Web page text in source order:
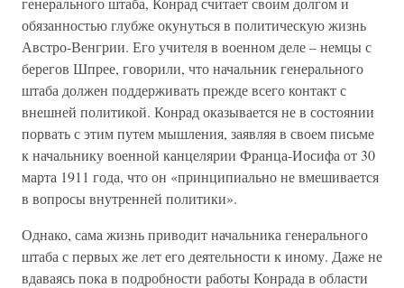
обязанностью глубже окунуться в политическую жизнь
Австро-Венгрии. Его учителя в военном деле – немцы с
берегов Шпрее, говорили, что начальник генерального
штаба должен поддерживать прежде всего контакт с
внешней политикой. Конрад оказывается не в состоянии
порвать с этим путем мышления, заявляя в своем письме
к начальнику военной канцелярии Франца-Иосифа от 30
марта 1911 года, что он «принципиально не вмешивается
в вопросы внутренней политики».
Однако, сама жизнь приводит начальника генерального
штаба с первых же лет его деятельности к иному. Даже не
вдаваясь пока в подробности работы Конрада в области